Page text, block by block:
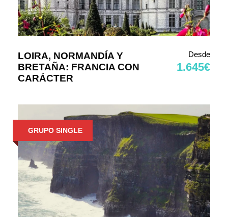
LOIRA, NORMANDÍA Y
BRETAÑA: FRANCIA CON
CARÁCTER
Desde
1.645€
GRUPO SINGLE